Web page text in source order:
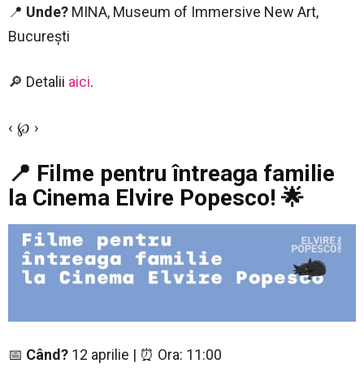
📍 Unde? MINA, Museum of Immersive New Art,
București
🔎 Detalii aici.
‹ ℘ ›
📍 Filme pentru întreaga familie
la Cinema Elvire Popesco! 🌟
📅 Când? 12 aprilie | ⏰ Ora: 11:00